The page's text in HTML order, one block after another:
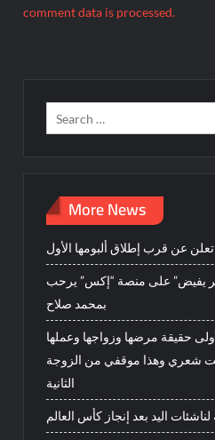
comment data is processed.
More News
عن قرب إطلاق ألبومها الأول
يفيض” على منصة “إكس” يرحب
بمحمد صلاح
حقيقة مرضها وزواجها وعملها
شعري وهذا موقفي من الزوجة
الثانية
اليد بعد إنجاز كأس العالم